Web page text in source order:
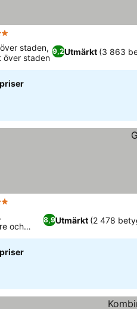
9,2Utmärkt (3 863
staden,
över staden
8,9Utmärkt (2 478
och